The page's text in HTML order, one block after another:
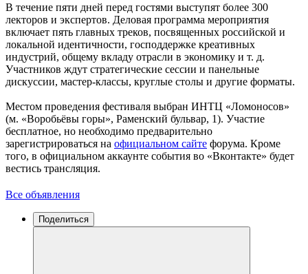
В течение пяти дней перед гостями выступят более 300
лекторов и экспертов. Деловая программа мероприятия
включает пять главных треков, посвященных российской и
локальной идентичности, господдержке креативных
индустрий, общему вкладу отрасли в экономику и т. д.
Участников ждут стратегические сессии и панельные
дискуссии, мастер-классы, круглые столы и другие форматы.
Местом проведения фестиваля выбран ИНТЦ «Ломоносов»
(м. «Воробьёвы горы», Раменский бульвар, 1). Участие
бесплатное, но необходимо предварительно
зарегистрироваться на официальном сайте форума. Кроме
того, в официальном аккаунте события во «Вконтакте» будет
вестись трансляция.
Все объявления
Поделиться